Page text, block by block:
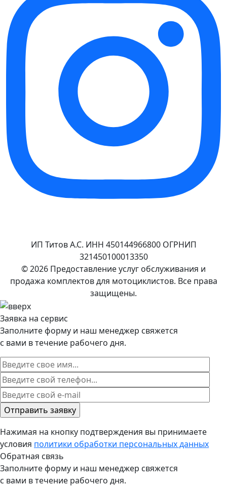
ИП Титов А.С. ИНН 450144966800 ОГРНИП
321450100013350
© 2026 Предоставление услуг обслуживания и
продажа комплектов для мотоциклистов. Все права
защищены.
Заявка на сервис
Заполните форму и наш менеджер свяжется
с вами в течение рабочего дня.
Нажимая на кнопку подтверждения вы принимаете
условия политики обработки персональных данных
Обратная связь
Заполните форму и наш менеджер свяжется
с вами в течение рабочего дня.